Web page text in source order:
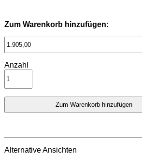
Zum Warenkorb hinzufügen:
Anzahl
Alternative Ansichten